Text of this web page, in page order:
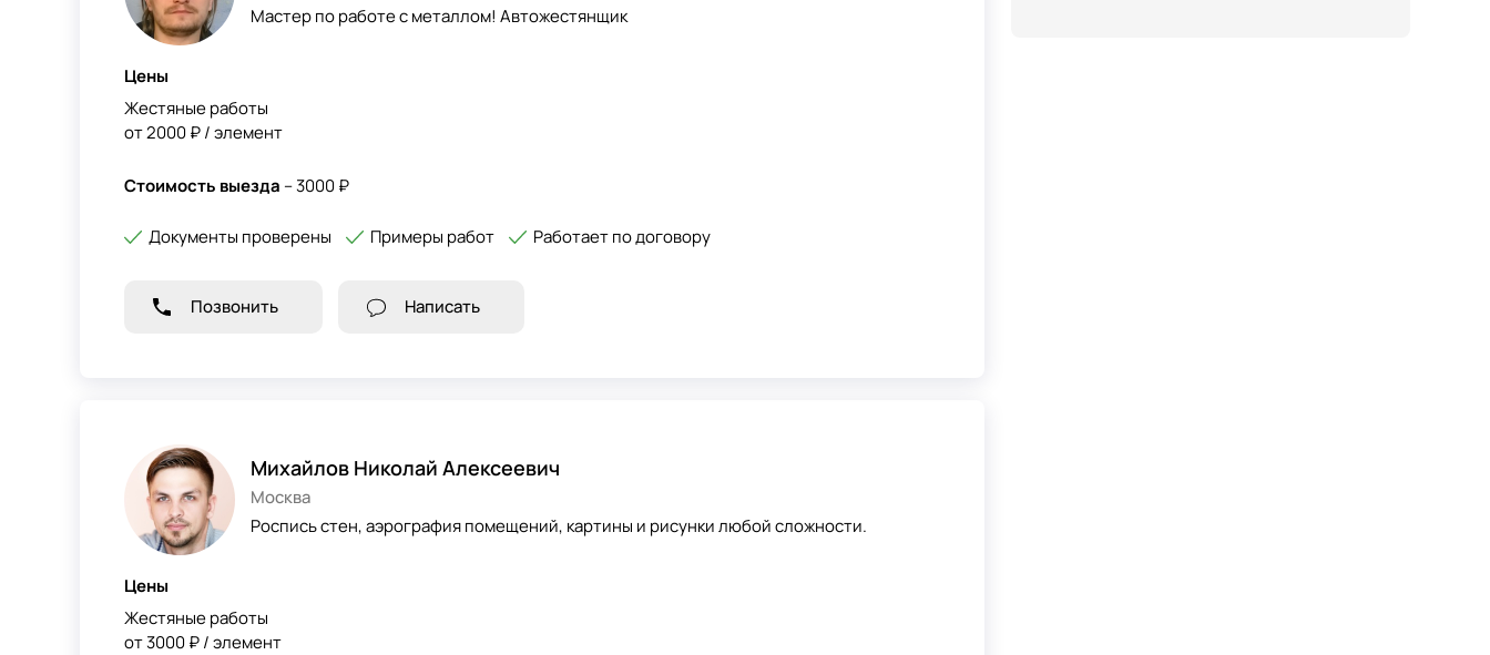
Мастер по работе с металлом! Автожестянщик
Цены
Жестяные работы
от 2000 ₽ / элемент
Стоимость выезда – 3000 ₽
Документы проверены Примеры работ Работает по договору
Позвонить Написать
Михайлов Николай Алексеевич
Москва
Роспись стен, аэрография помещений, картины и рисунки любой сложности.
Цены
Жестяные работы
от 3000 ₽ / элемент